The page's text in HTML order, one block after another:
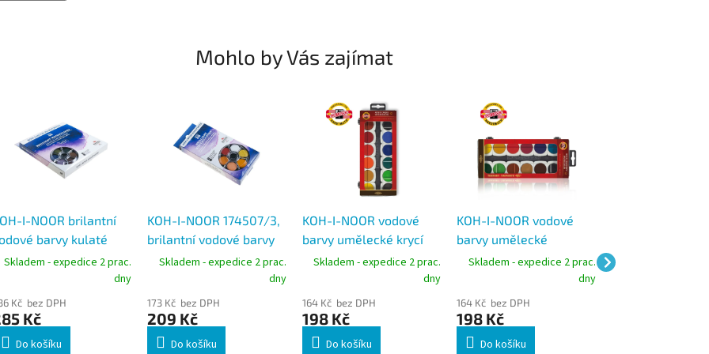
Mohlo by Vás zajímat
I-NOOR brilantní
barvy kulaté
174507/4, 48 barev,
Skladem - expedice 2 prac.
dny
Kč bez DPH
Kč
Do košíku
KOH-I-NOOR 174507/3,
brilantní vodové barvy
kulaté, 36 barev
Skladem - expedice 2 prac.
dny
173 Kč bez DPH
209 Kč
Do košíku
KOH-I-NOOR vodové
barvy umělecké krycí
175504, 12 barev,
Skladem - expedice 2 prac.
dny
164 Kč bez DPH
198 Kč
Do košíku
KOH-I-NOOR vodové
barvy umělecké
transparentní 175505,
12 barev, průměr 30 mm
Skladem - expedice 2 prac.
dny
164 Kč bez DPH
198 Kč
Do košíku
10×16 ml, vodou